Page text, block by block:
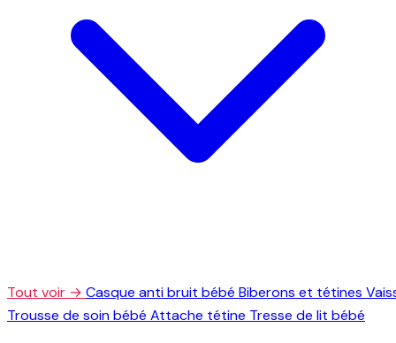
Tout voir → Casque anti bruit bébé Biberons et tétines
Trousse de soin bébé Attache tétine Tresse de lit bébé